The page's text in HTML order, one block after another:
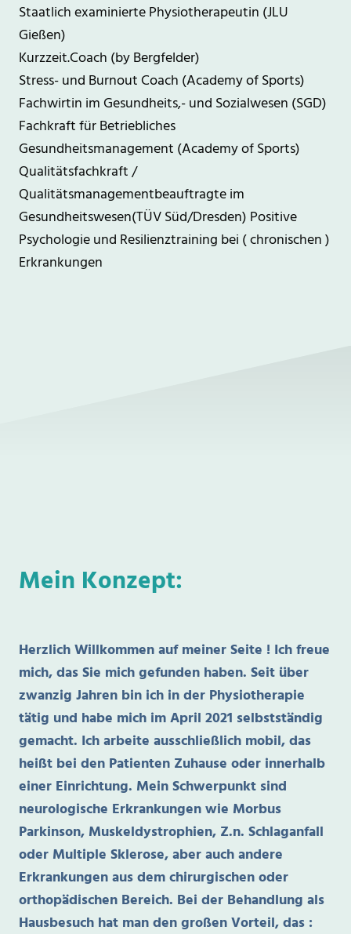
Staatlich examinierte Physiotherapeutin (JLU
Gießen)
Kurzzeit.Coach (by Bergfelder)
Stress- und Burnout Coach (Academy of Sports)
Fachwirtin im Gesundheits,- und Sozialwesen (SGD)
Fachkraft für Betriebliches
Gesundheitsmanagement (Academy of Sports)
Qualitätsfachkraft /
Qualitätsmanagementbeauftragte im
Gesundheitswesen(TÜV Süd/Dresden) Positive
Psychologie und Resilienztraining bei ( chronischen )
Erkrankungen
Mein Konzept:
Herzlich Willkommen auf meiner Seite ! Ich freue
mich, das Sie mich gefunden haben. Seit über
zwanzig Jahren bin ich in der Physiotherapie
tätig und habe mich im April 2021 selbstständig
gemacht. Ich arbeite ausschließlich mobil, das
heißt bei den Patienten Zuhause oder innerhalb
einer Einrichtung. Mein Schwerpunkt sind
neurologische Erkrankungen wie Morbus
Parkinson, Muskeldystrophien, Z.n. Schlaganfall
oder Multiple Sklerose, aber auch andere
Erkrankungen aus dem chirurgischen oder
orthopädischen Bereich. Bei der Behandlung als
Hausbesuch hat man den großen Vorteil, das :